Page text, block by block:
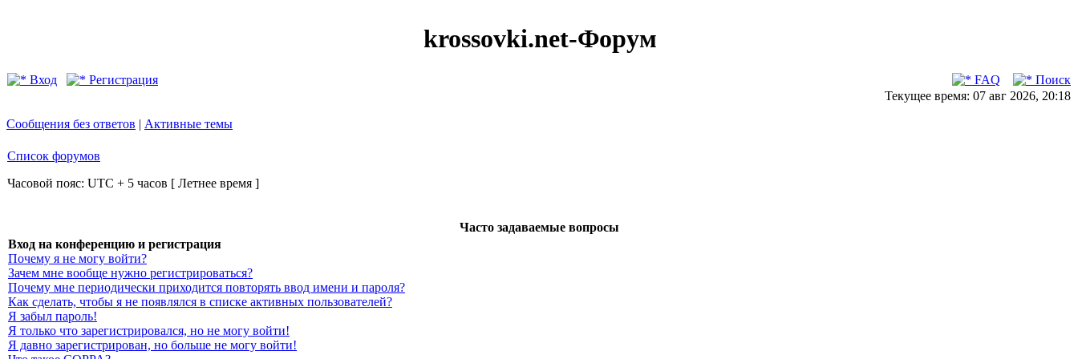
krossovki.net-Форум
Вход Регистрация FAQ
Поиск
Текущее время: 07 авг 2026, 20:18
Сообщения без ответов | Активные темы
Список форумов
Часовой пояс: UTC + 5 часов [ Летнее время ]
Часто задаваемые вопросы
Вход на конференцию и регистрация
Почему я не могу войти?
Зачем мне вообще нужно регистрироваться?
Почему мне периодически приходится повторять ввод имени и пароля?
Как сделать, чтобы я не появлялся в списке активных пользователей?
Я забыл пароль!
Я только что зарегистрировался, но не могу войти!
Я давно зарегистрирован, но больше не могу войти!